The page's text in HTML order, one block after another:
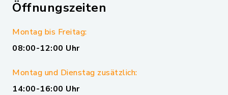
Öffnungszeiten
Montag bis Freitag:
08:00-12:00 Uhr
Montag und Dienstag zusätzlich:
14:00-16:00 Uhr